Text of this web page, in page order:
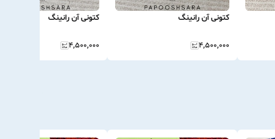
کتونی آن رانینگ
۴٬۵۰۰٬۰۰۰
کتونی آن رانینگ
۴٬۵۰۰٬۰۰۰